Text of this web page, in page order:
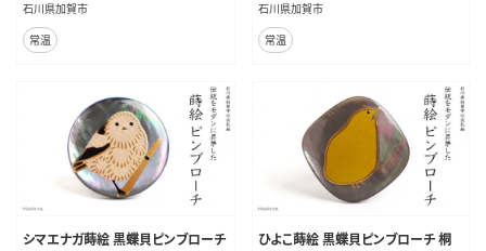
石川県加賀市
常温
石川県加賀市
常温
シマエナガ蒔絵 黒蝶貝ピンブローチ
ひよこ蒔絵 黒蝶貝ピンブローチ 桐